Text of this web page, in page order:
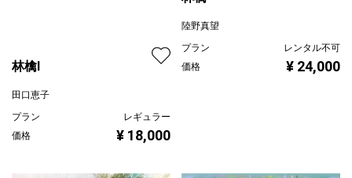
田口恵子
プラン
価格
¥ 18,000
プラン
レンタル不可
¥ 24,000